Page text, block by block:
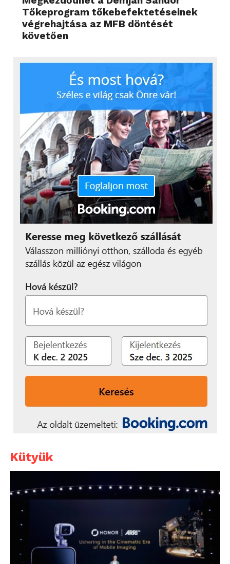
Tőkeprogram tőkebefektetéseinek
végrehajtása az MFB döntését
követően
Kütyük